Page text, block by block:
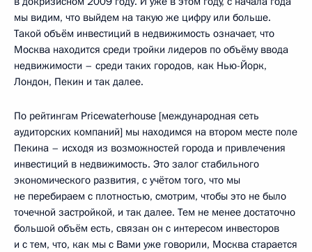
мы видим, что выйдем на такую же цифру или больше.
Такой объём инвестиций в недвижимость означает, что
Москва находится среди тройки лидеров по объёму ввода
недвижимости – среди таких городов, как Нью-Йорк,
Лондон, Пекин и так далее.
По рейтингам Pricewaterhouse [международная сеть
аудиторских компаний] мы находимся на втором месте поле
Пекина – исходя из возможностей города и привлечения
инвестиций в недвижимость. Это залог стабильного
экономического развития, с учётом того, что мы
не перебираем с плотностью, смотрим, чтобы это не было
точечной застройкой, и так далее. Тем не менее достаточно
большой объём есть, связан он с интересом инвесторов
и с тем, что, как мы с Вами уже говорили, Москва старается